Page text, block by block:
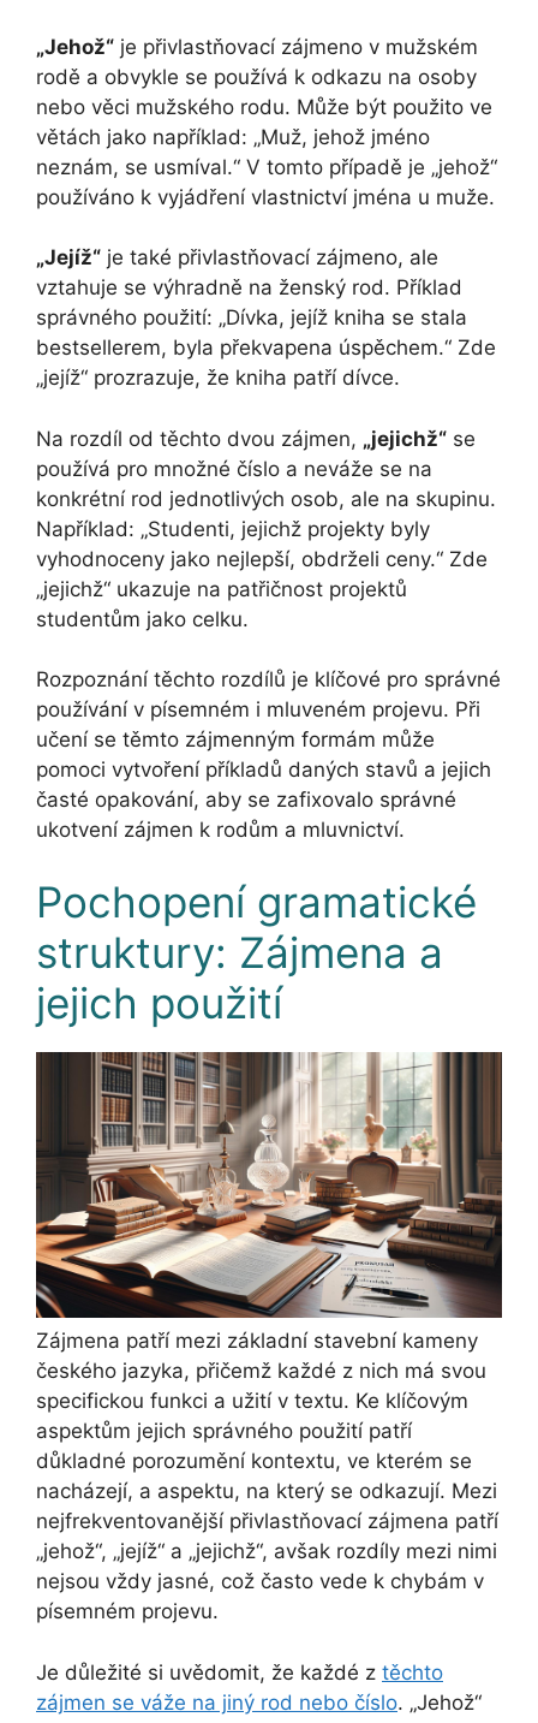
„Jehož“ je přivlastňovací zájmeno v mužském
rodě a obvykle se používá k odkazu na osoby
nebo věci mužského rodu. Může být použito ve
větách jako například: „Muž, jehož jméno
neznám, se usmíval.“ V tomto případě je „jehož“
používáno k vyjádření vlastnictví jména u muže.
„Jejíž“ je také přivlastňovací zájmeno, ale
vztahuje se výhradně na ženský rod. Příklad
správného použití: „Dívka, jejíž kniha se stala
bestsellerem, byla překvapena úspěchem.“ Zde
„jejíž“ prozrazuje, že kniha patří dívce.
Na rozdíl od těchto dvou zájmen, „jejichž“ se
používá pro množné číslo a neváže se na
konkrétní rod jednotlivých osob, ale na skupinu.
Například: „Studenti, jejichž projekty byly
vyhodnoceny jako nejlepší, obdrželi ceny.“ Zde
„jejichž“ ukazuje na patřičnost projektů
studentům jako celku.
Rozpoznání těchto rozdílů je klíčové pro správné
používání v písemném i mluveném projevu. Při
učení se těmto zájmenným formám může
pomoci vytvoření příkladů daných stavů a jejich
časté opakování, aby se zafixovalo správné
ukotvení zájmen k rodům a mluvnictví.
Pochopení gramatické
struktury: Zájmena a
jejich použití
Zájmena patří mezi základní stavební kameny
českého jazyka, přičemž každé z nich má svou
specifickou funkci a užití v textu. Ke klíčovým
aspektům jejich správného použití patří
důkladné porozumění kontextu, ve kterém se
nacházejí, a aspektu, na který se odkazují. Mezi
nejfrekventovanější přivlastňovací zájmena patří
„jehož“, „jejíž“ a „jejichž“, avšak rozdíly mezi nimi
nejsou vždy jasné, což často vede k chybám v
písemném projevu.
Je důležité si uvědomit, že každé z těchto
zájmen se váže na jiný rod nebo číslo. „Jehož“